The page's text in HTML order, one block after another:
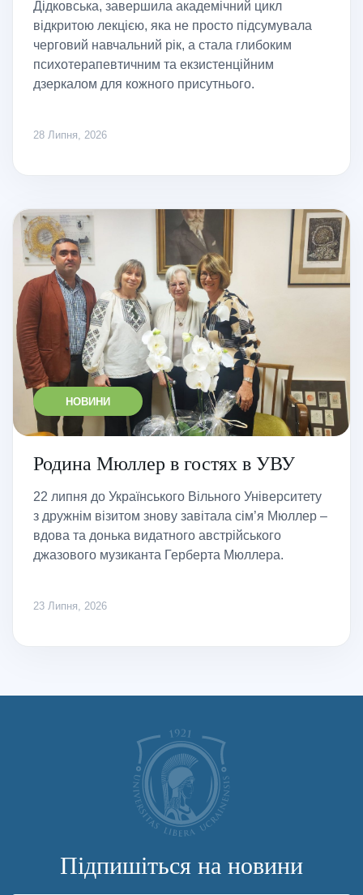
Дідковська, завершила академічний цикл
відкритою лекцією, яка не просто підсумувала
черговий навчальний рік, а стала глибоким
психотерапевтичним та екзистенційним
дзеркалом для кожного присутнього.
28 Липня, 2026
НОВИНИ
Родина Мюллер в гостях в УВУ
22 липня до Українського Вільного Університету
з дружнім візитом знову завітала сім’я Мюллер –
вдова та донька видатного австрійського
джазового музиканта Герберта Мюллера.
23 Липня, 2026
Підпишіться на новини